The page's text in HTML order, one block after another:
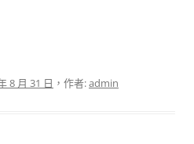
8 月 31 日 ，作者:admin